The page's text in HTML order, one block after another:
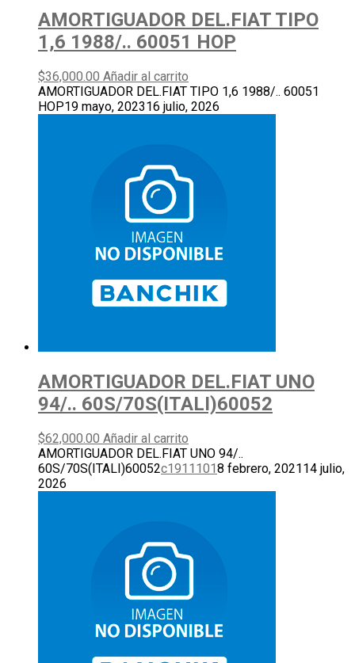
AMORTIGUADOR DEL.FIAT TIPO
1,6 1988/.. 60051 HOP
$36,000.00 Añadir al carrito
AMORTIGUADOR DEL.FIAT TIPO 1,6 1988/.. 60051
HOP19 mayo, 202316 julio, 2026
AMORTIGUADOR DEL.FIAT UNO
94/.. 60S/70S(ITALI)60052
$62,000.00 Añadir al carrito
AMORTIGUADOR DEL.FIAT UNO 94/..
60S/70S(ITALI)60052c19111018 febrero, 202114 julio,
2026